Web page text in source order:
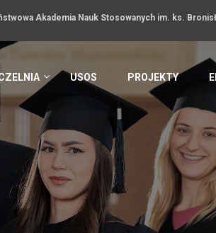
Akademia Nauk Stosowanych im. ks.
USOS PROJEKTY